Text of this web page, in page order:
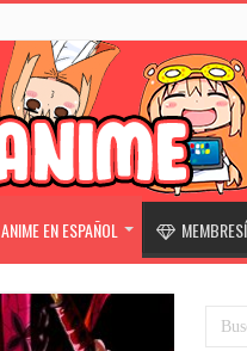
ANIME EN ESPAÑOL